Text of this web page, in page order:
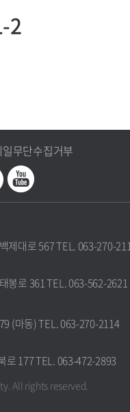
2
일무단수집거부
제대로 567 TEL. 063-270-
봉로 361 TEL. 063-562-2621
(마동) TEL. 063-270-2114
로 177 TEL. 063-472-2893
All rights reserved.